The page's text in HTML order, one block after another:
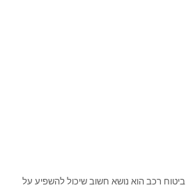
ביטוח רכב הוא נושא חשוב שיכול להשפיע על